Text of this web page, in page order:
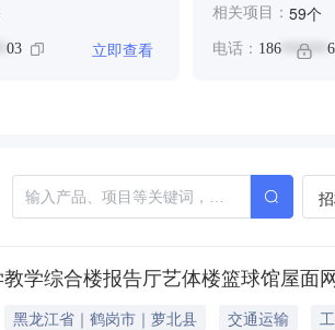
03 立即查看
相关项目： 59个
电话： 186******
学综合楼报告厅艺体楼篮球馆屋面
黑龙江省｜鹤岗市｜萝北县 交通运输